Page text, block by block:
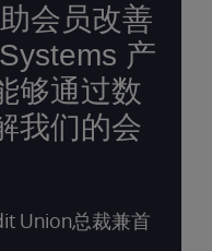
会员改善
产
够通过数
我们的会
Union总裁兼首